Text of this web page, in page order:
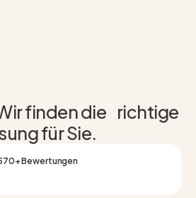
finden die richtige
für Sie.
Bewertungen